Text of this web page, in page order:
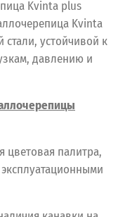
Kvinta plus
Kvinta
устойчивой к
давлению и
палитра,